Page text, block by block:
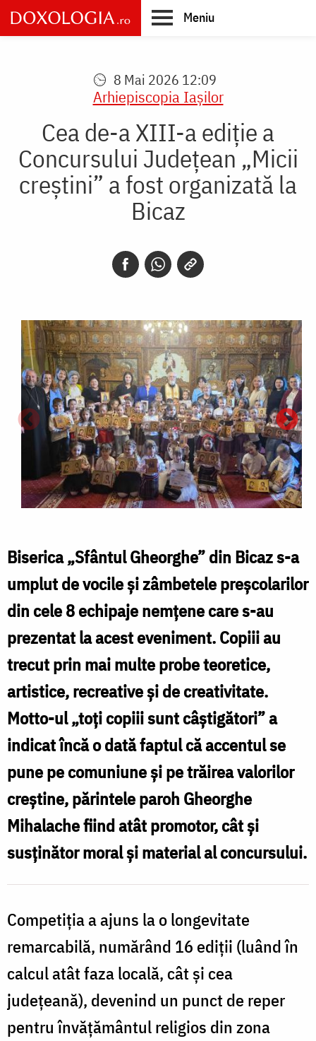
Skip
to
main
Meniu
8 Mai 2026 12:09
Arhiepiscopia Iaşilor
Cea de-a XIII-a ediție a
Concursului Județean „Micii
creștini” a fost organizată la
Bicaz
Biserica „Sfântul Gheorghe” din Bicaz s-a
umplut de vocile și zâmbetele preșcolarilor
din cele 8 echipaje nemțene care s-au
prezentat la acest eveniment. Copiii au
trecut prin mai multe probe teoretice,
artistice, recreative și de creativitate.
Motto-ul „toți copiii sunt câștigători” a
indicat încă o dată faptul că accentul se
pune pe comuniune și pe trăirea valorilor
creștine, părintele paroh Gheorghe
Mihalache fiind atât promotor, cât și
susținător moral și material al concursului.
Competiția a ajuns la o longevitate
remarcabilă, numărând 16 ediții (luând în
calcul atât faza locală, cât și cea
județeană), devenind un punct de reper
pentru învățământul religios din zona